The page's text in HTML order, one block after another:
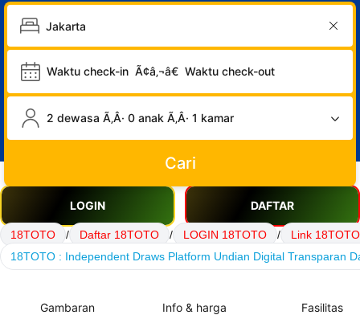
Waktu check-in Ã¢â‚¬â€ Waktu check-out
2 dewasa Ã‚Â· 0 anak Ã‚Â· 1 kamar
Cari
LOGIN DAFTAR
18TOTO / Daftar 18TOTO / LOGIN 18TOTO /
Link 18TOTO
18TOTO : Independent Draws Platform Undian Digital Transparan
Gambaran Info & harga Fasilitas